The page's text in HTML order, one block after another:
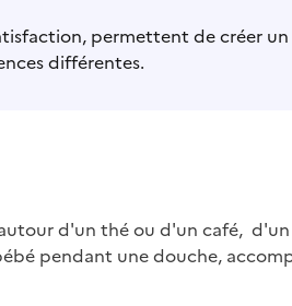
permettent de créer un
différentes.
d'un thé ou d'un café,
pendant une douche,